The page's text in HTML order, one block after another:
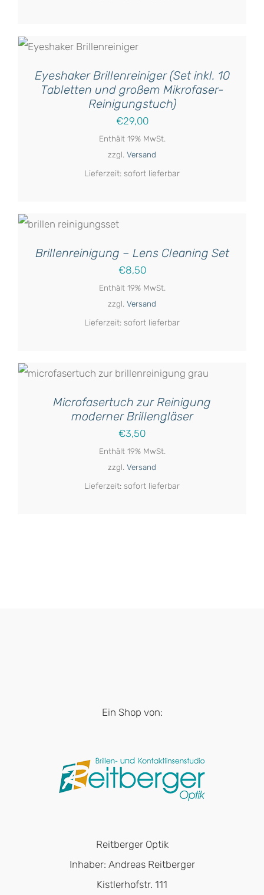
Eyeshaker Brillenreiniger (Set inkl. 10
Tabletten und großem Mikrofaser-
Reinigungstuch)
€29,00
Enthält 19% MwSt.
zzgl. Versand
Lieferzeit: sofort lieferbar
Brillenreinigung – Lens Cleaning Set
€8,50
Enthält 19% MwSt.
zzgl. Versand
Lieferzeit: sofort lieferbar
Microfasertuch zur Reinigung
moderner Brillengläser
€3,50
Enthält 19% MwSt.
zzgl. Versand
Lieferzeit: sofort lieferbar
Ein Shop von:
Reitberger Optik
Inhaber: Andreas Reitberger
Kistlerhofstr. 111